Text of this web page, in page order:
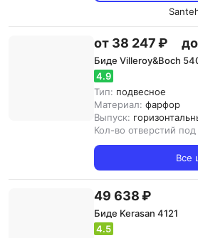
от 38 247 ₽
Биде Villeroy&Boch
4.9
Тип: подвесное
Материал: фарфор
Выпуск:
Кол-во отверстий
Все
49 638 ₽
Биде Kerasan 4121
4.5